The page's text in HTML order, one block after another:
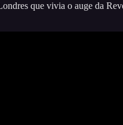
que vivia o auge da